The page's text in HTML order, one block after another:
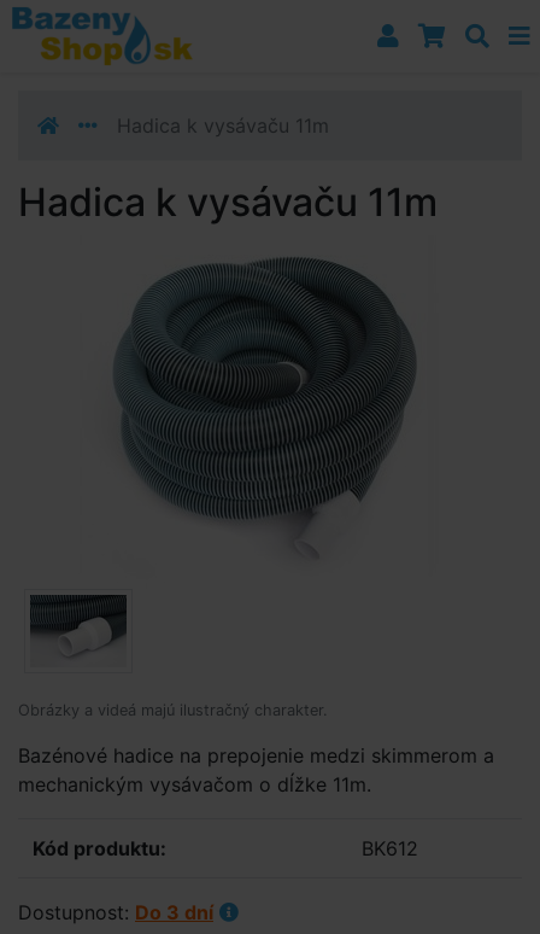
Prejsť k navigácii
Prejsť na obsah
Prejsť k bočnému stĺpci
Hadica k vysávaču 11m
Hadica k vysávaču 11m
Obrázky a videá majú ilustračný charakter.
Bazénové hadice na prepojenie medzi skimmerom a
mechanickým vysávačom o dĺžke 11m.
Kód produktu: BK612
Dostupnost: Do 3 dní